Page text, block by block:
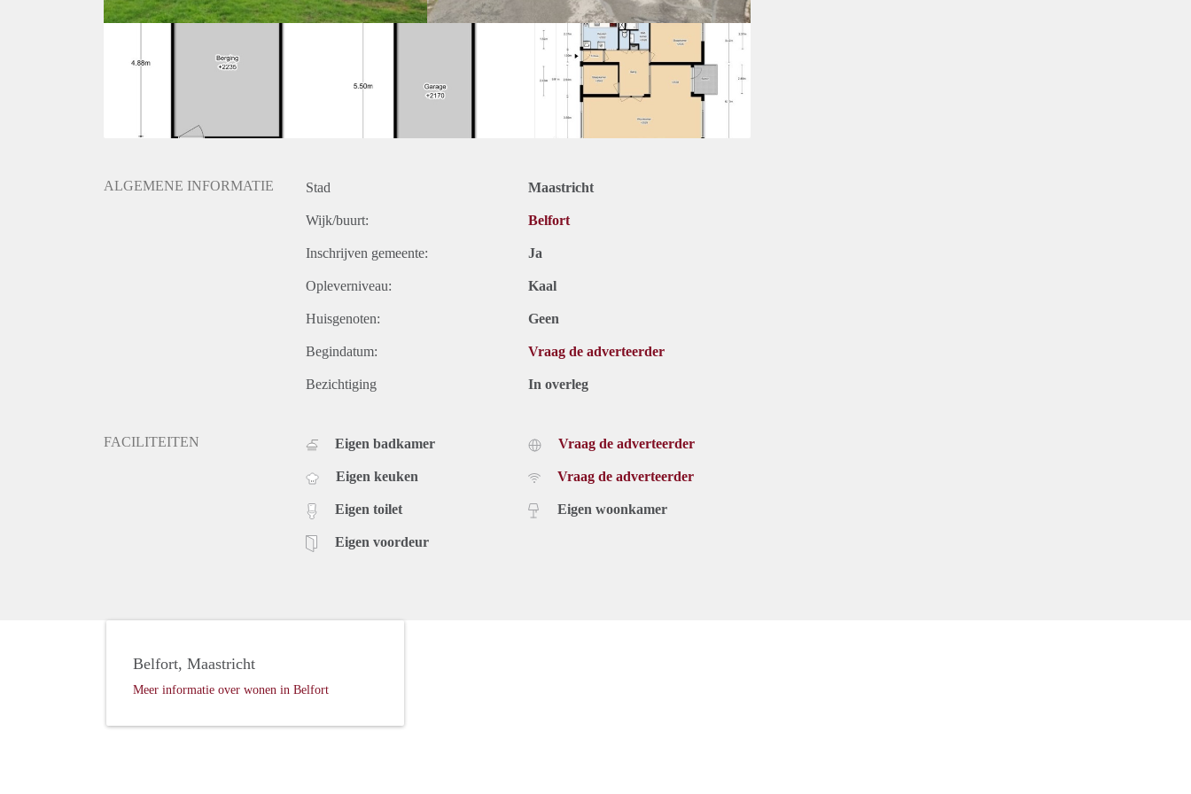
ALGEMENE INFORMATIE Stad Maastricht
Wijk/buurt: Belfort
Inschrijven gemeente: Ja
Opleverniveau: Kaal
Huisgenoten: Geen
Begindatum: Vraag de adverteerder
Bezichtiging In overleg
FACILITEITEN Eigen badkamer
Eigen keuken
Eigen toilet
Eigen voordeur
Vraag de adverteerder
Vraag de adverteerder
Eigen woonkamer
Belfort, Maastricht
Meer informatie over wonen in Belfort